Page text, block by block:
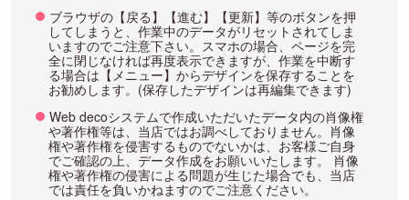
ブラウザの【戻る】【進む】【更新】等のボタンを押
してしまうと、作業中のデータがリセットされてしま
いますのでご注意下さい。スマホの場合、ページを完
全に閉じなければ再度表示できますが、作業を中断す
る場合は【メニュー】からデザインを保存することを
お勧めします。(保存したデザインは再編集できます)
Web decoシステムで作成いただいたデータ内の肖像権
や著作権等は、当店ではお調べしておりません。肖像
権や著作権を侵害するものでないかは、お客様ご自身
でご確認の上、データ作成をお願いいたします。 肖像
権や著作権の侵害による問題が生じた場合でも、当店
では責任を負いかねますのでご注意ください。